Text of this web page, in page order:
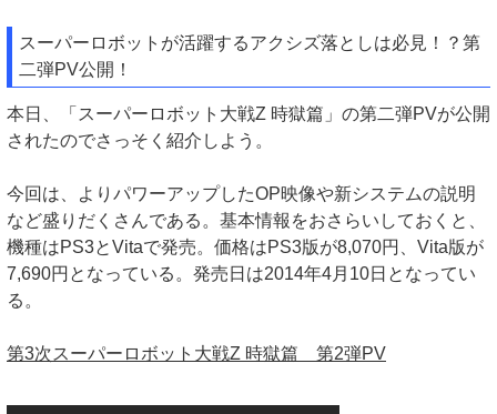
スーパーロボットが活躍するアクシズ落としは必見！？第
二弾PV公開！
本日、「スーパーロボット大戦Z 時獄篇」の第二弾PVが公開
されたのでさっそく紹介しよう。
今回は、よりパワーアップしたOP映像や新システムの説明
など盛りだくさんである。基本情報をおさらいしておくと、
機種はPS3とVitaで発売。価格はPS3版が8,070円、Vita版が
7,690円となっている。発売日は2014年4月10日となってい
る。
第3次スーパーロボット大戦Z 時獄篇 第2弾PV